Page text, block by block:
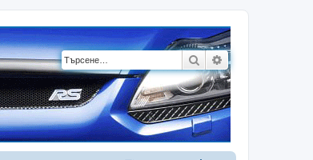
ТърсенеРазширено